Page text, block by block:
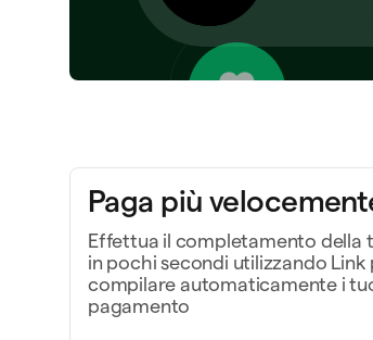
Scrivere
Paga più
Effettua il completamento della
in pochi secondi utilizzando Link
compilare automaticamente i
pagamento